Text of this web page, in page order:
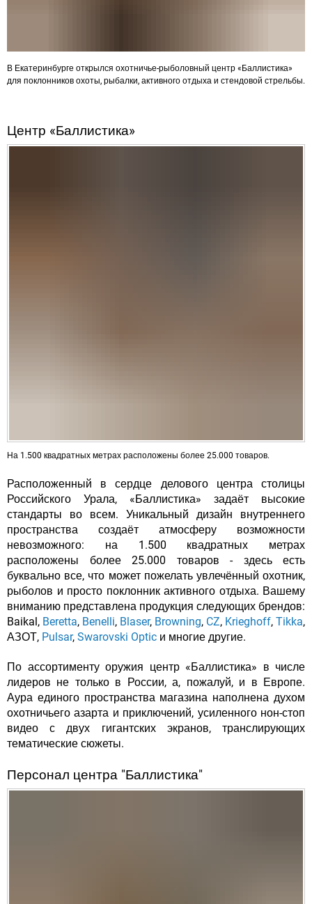
В Екатеринбурге открылся охотничье-рыболовный центр «Баллистика»
для поклонников охоты, рыбалки, активного отдыха и стендовой стрельбы.
Центр «Баллистика»
На 1.500 квадратных метрах расположены более 25.000 товаров.
Расположенный в сердце делового центра столицы
Российского Урала, «Баллистика» задаёт высокие
стандарты во всем. Уникальный дизайн внутреннего
пространства создаёт атмосферу возможности
невозможного: на 1.500 квадратных метрах
расположены более 25.000 товаров - здесь есть
буквально все, что может пожелать увлечённый охотник,
рыболов и просто поклонник активного отдыха. Вашему
вниманию представлена продукция следующих брендов:
Baikal, Beretta, Benelli, Blaser, Browning, CZ, Krieghoff, Tikka,
АЗОТ, Pulsar, Swarovski Optic и многие другие.
По ассортименту оружия центр «Баллистика» в числе
лидеров не только в России, а, пожалуй, и в Европе.
Аура единого пространства магазина наполнена духом
охотничьего азарта и приключений, усиленного нон-стоп
видео с двух гигантских экранов, транслирующих
тематические сюжеты.
Персонал центра "Баллистика"